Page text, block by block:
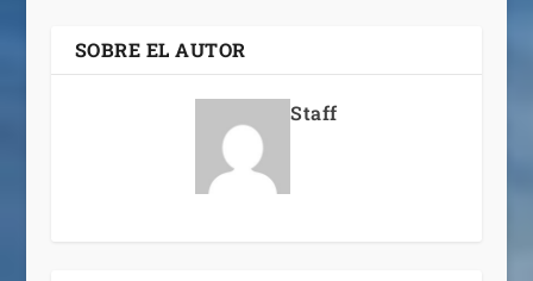
SOBRE EL AUTOR
Staff